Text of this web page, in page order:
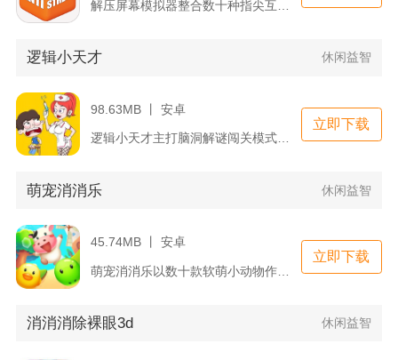
逻辑小天才 休闲益智
98.63MB 丨 安卓
逻辑小天才主打脑洞解谜闯关模式，依靠点击、拖拽等简易操作破解...
立即下载
萌宠消消乐 休闲益智
45.74MB 丨 安卓
萌宠消消乐以数十款软萌小动物作为消除方块核心元素，依托经典三...
立即下载
消消消除裸眼3d 休闲益智